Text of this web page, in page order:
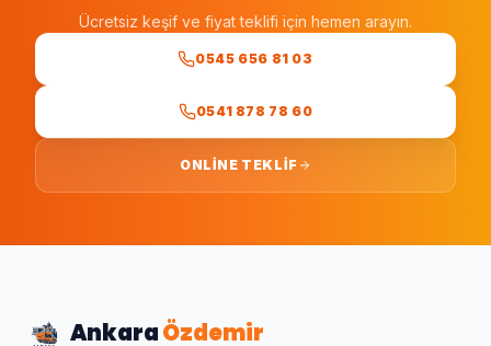
Ücretsiz keşif ve fiyat teklifi için hemen arayın.
0545 656 81 03
0541 878 78 60
ONLINE TEKLIF
AnkaraÖzdemir